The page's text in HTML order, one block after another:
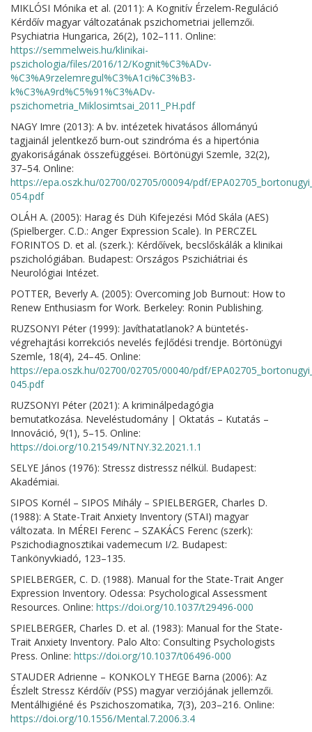
MIKLÓSI Mónika et al. (2011): A Kognitív Érzelem-Reguláció
Kérdőív magyar változatának pszichometriai jellemzői.
Psychiatria Hungarica, 26(2), 102–111. Online:
https://semmelweis.hu/klinikai-
pszichologia/files/2016/12/Kognit%C3%ADv-
%C3%A9rzelemregul%C3%A1ci%C3%B3-
k%C3%A9rd%C5%91%C3%ADv-
pszichometria_Miklosimtsai_2011_PH.pdf
NAGY Imre (2013): A bv. intézetek hivatásos állományú
tagjainál jelentkező burn-out szindróma és a hipertónia
gyakoriságának összefüggései. Börtönügyi Szemle, 32(2),
37–54. Online:
https://epa.oszk.hu/02700/02705/00094/pdf/
054.pdf
OLÁH A. (2005): Harag és Düh Kifejezési Mód Skála (AES)
(Spielberger. C.D.: Anger Expression Scale). In PERCZEL
FORINTOS D. et al. (szerk.): Kérdőívek, becslőskálák a klinikai
pszichológiában. Budapest: Országos Pszichiátriai és
Neurológiai Intézet.
POTTER, Beverly A. (2005): Overcoming Job Burnout: How to
Renew Enthusiasm for Work. Berkeley: Ronin Publishing.
RUZSONYI Péter (1999): Javíthatatlanok? A büntetés-
végrehajtási korrekciós nevelés fejlődési trendje. Börtönügyi
Szemle, 18(4), 24–45. Online:
https://epa.oszk.hu/02700/02705/00040/pdf/
045.pdf
RUZSONYI Péter (2021): A kriminálpedagógia
bemutatkozása. Neveléstudomány | Oktatás – Kutatás –
Innováció, 9(1), 5–15. Online:
https://doi.org/10.21549/NTNY.32.2021.1.1
SELYE János (1976): Stressz distressz nélkül. Budapest:
Akadémiai.
SIPOS Kornél – SIPOS Mihály – SPIELBERGER, Charles D.
(1988): A State-Trait Anxiety Inventory (STAI) magyar
változata. In MÉREI Ferenc – SZAKÁCS Ferenc (szerk):
Pszichodiagnosztikai vademecum I/2. Budapest:
Tankönyvkiadó, 123–135.
SPIELBERGER, C. D. (1988). Manual for the State-Trait Anger
Expression Inventory. Odessa: Psychological Assessment
Resources. Online: https://doi.org/10.1037/t29496-000
SPIELBERGER, Charles D. et al. (1983): Manual for the State-
Trait Anxiety Inventory. Palo Alto: Consulting Psychologists
Press. Online: https://doi.org/10.1037/t06496-000
STAUDER Adrienne – KONKOLY THEGE Barna (2006): Az
Észlelt Stressz Kérdőív (PSS) magyar verziójának jellemzői.
Mentálhigiéné és Pszichoszomatika, 7(3), 203–216. Online:
https://doi.org/10.1556/Mental.7.2006.3.4